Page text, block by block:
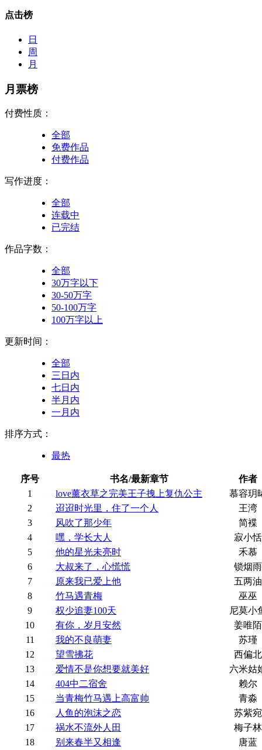
点击榜
日
周
月
月票榜
付费性质：
全部
免费作品
付费作品
写作进度：
全部
连载中
已完结
作品字数：
全部
30万字以下
30-50万字
50-100万字
100万字以上
更新时间：
全部
三日内
七日内
半月内
一月内
排序方式：
最热
序号 书名/最新章节
作者
1
love薰衣草之完美王子拽上复仇公主
慕容玥
2
迢迢时光里，住了一个人
王湾
3
风吹了那少年
简褋
4
嘿，学长大人
寂小恬
5
他的星光未亮时
禾慕
6
大叔来了，心慌慌
锁烟雨
7
原来我已爱上他
五两油
8
竹马遇青梅
巫巫
9
权少追妻100天
尼莫小
10
有你，岁月安然
姜唯陌
11
我的不良萌妻
苏瑾
12
望雪拂花
西偏北
13
爱情不是你想要就美好
六米姑
14
404中二宿舍
赖尔
15
当青梅竹马遇上高富帅
青淼
16
人鱼的泡沫之恋
苏紫宛
17
祸水不流外人田
梅子林
18
别来春半又相逢
唐蓝